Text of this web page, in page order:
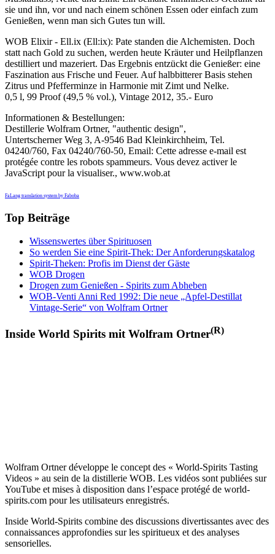
sie und ihn, vor und nach einem schönen Essen oder einfach zum
Genießen, wenn man sich Gutes tun will.
WOB Elixir - Ell.ix (Ell:ix): Pate standen die Alchemisten. Doch
statt nach Gold zu suchen, werden heute Kräuter und Heilpflanzen
destilliert und mazeriert. Das Ergebnis entzückt die Genießer: eine
Faszination aus Frische und Feuer. Auf halbbitterer Basis stehen
Zitrus und Pfefferminze in Harmonie mit Zimt und Nelke.
0,5 l, 99 Proof (49,5 % vol.), Vintage 2012, 35.- Euro
Informationen & Bestellungen:
Destillerie Wolfram Ortner, "authentic design",
Untertscherner Weg 3, A-9546 Bad Kleinkirchheim, Tel.
04240/760, Fax 04240/760-50, Email: Cette adresse e-mail est
protégée contre les robots spammeurs. Vous devez activer le
JavaScript pour la visualiser., www.wob.at
FaLang translation system by Faboba
Top Beiträge
Wissenswertes über Spirituosen
So werden Sie eine Spirit-Thek: Der Anforderungskatalog
Spirit-Theken: Profis im Dienst der Gäste
WOB Drogen
Drogen zum Genießen - Spirits zum Abheben
WOB-Venti Anni Red 1992: Die neue „Apfel-Destillat
Vintage-Serie“ von Wolfram Ortner
Inside World Spirits mit Wolfram Ortner(R)
Wolfram Ortner développe le concept des « World-Spirits Tasting
Videos » au sein de la distillerie WOB. Les vidéos sont publiées sur
YouTube et mises à disposition dans l’espace protégé de world-
spirits.com pour les utilisateurs enregistrés.
Inside World-Spirits combine des discussions divertissantes avec des
connaissances approfondies sur les spiritueux et des analyses
sensorielles.